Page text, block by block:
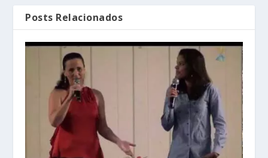
Posts Relacionados